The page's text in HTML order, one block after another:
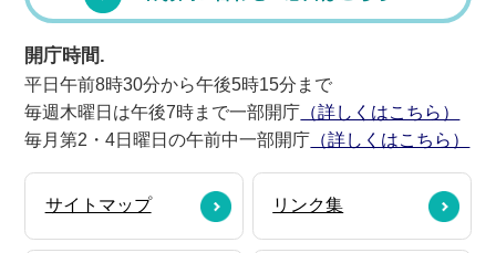
開庁時間.
平日午前8時30分から午後5時15分まで
毎週木曜日は午後7時まで一部開庁 （詳しくはこちら）
毎月第2・4日曜日の午前中一部開庁 （詳しくはこちら）
サイトマップ リンク集